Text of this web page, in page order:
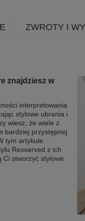
ZWROTY I
znajdziesz w
interpretowania
stylowe ubrania i
wiesz, że wiele z
bardziej przystępnej
tym artykule
Resserved z ich
Ci stworzyć stylowe